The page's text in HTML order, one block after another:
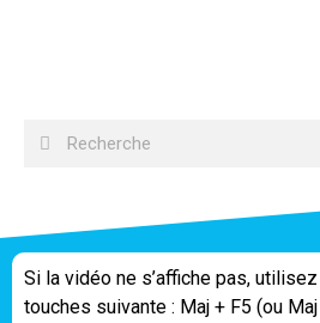
Si la vidéo ne s’affiche pas,
touches suivante : Maj + F5 (ou